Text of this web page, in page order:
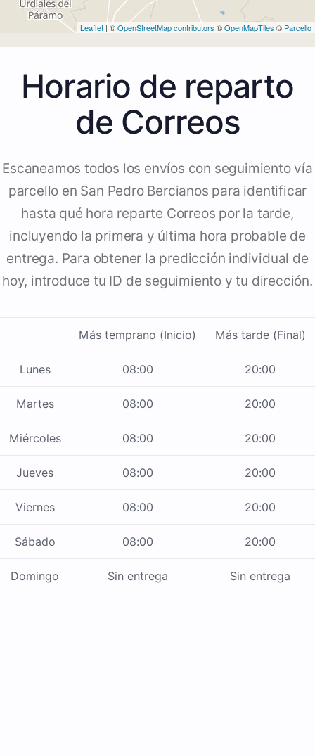
Leaflet | ©OpenStreetMap contributors ©OpenMapTiles © Parcello
Horario de reparto
de Correos
Escaneamos todos los envíos con seguimiento vía
parcello en San Pedro Bercianos para identificar
hasta qué hora reparte Correos por la tarde,
incluyendo la primera y última hora probable de
entrega. Para obtener la predicción individual de
hoy, introduce tu ID de seguimiento y tu dirección.
Más temprano (Inicio) Más tarde (Final)
Lunes 08:00 20:00
Martes 08:00 20:00
Miércoles 08:00 20:00
Jueves 08:00 20:00
Viernes 08:00 20:00
Sábado 08:00 20:00
Domingo Sin entrega Sin entrega